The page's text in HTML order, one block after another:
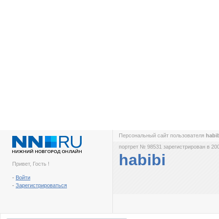
Привет, Гость !
- Войти
- Зарегистрироваться
Персональный сайт пользователя
портрет № 98531 зарегистрирован в
habibi